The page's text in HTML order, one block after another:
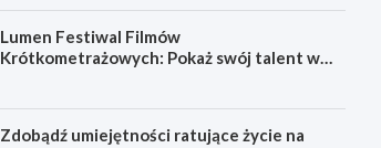
Lumen Festiwal Filmów
Krótkometrażowych: Pokaż swój talent w
Zdobądź umiejętności ratujące życie na